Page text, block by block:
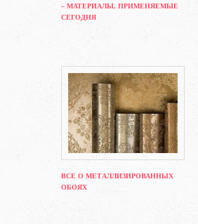
– МАТЕРИАЛЫ, ПРИМЕНЯЕМЫЕ
СЕГОДНЯ
ВСЕ О МЕТАЛЛИЗИРОВАННЫХ
ОБОЯХ